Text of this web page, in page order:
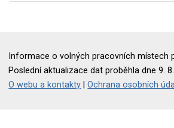
Informace o volných pracovních místech
Poslední aktualizace dat proběhla dne 9.
O webu a kontakty |Ochrana osobních